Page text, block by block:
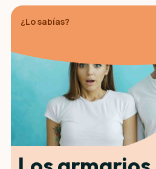
¿Lo sabías?